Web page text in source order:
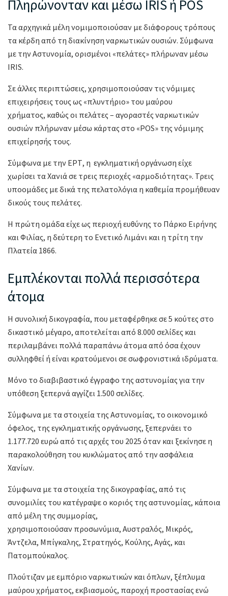
Πληρώνονταν και μέσω IRIS ή POS
Τα αρχηγικά μέλη νομιμοποιούσαν με διάφορους τρόπους
τα κέρδη από τη διακίνηση ναρκωτικών ουσιών. Σύμφωνα
με την Αστυνομία, ορισμένοι «πελάτες» πλήρωναν μέσω
IRIS.
Σε άλλες περιπτώσεις, χρησιμοποιούσαν τις νόμιμες
επιχειρήσεις τους ως «πλυντήριο» του μαύρου
χρήματος, καθώς οι πελάτες – αγοραστές ναρκωτικών
ουσιών πλήρωναν μέσω κάρτας στο «POS» της νόμιμης
επιχείρησής τους.
Σύμφωνα με την ΕΡΤ, η εγκληματική οργάνωση είχε
χωρίσει τα Χανιά σε τρεις περιοχές «αρμοδιότητας». Τρεις
υποομάδες με δικά της πελατολόγια η καθεμία προμήθευαν
δικούς τους πελάτες.
Η πρώτη ομάδα είχε ως περιοχή ευθύνης το Πάρκο Ειρήνης
και Φιλίας, η δεύτερη το Ενετικό Λιμάνι και η τρίτη την
Πλατεία 1866.
Εμπλέκονται πολλά περισσότερα
άτομα
Η συνολική δικογραφία, που μεταφέρθηκε σε 5 κούτες στο
δικαστικό μέγαρο, αποτελείται από 8.000 σελίδες και
περιλαμβάνει πολλά παραπάνω άτομα από όσα έχουν
συλληφθεί ή είναι κρατούμενοι σε σωφρονιστικά ιδρύματα.
Μόνο το διαβιβαστικό έγγραφο της αστυνομίας για την
υπόθεση ξεπερνά αγγίζει 1.500 σελίδες.
Σύμφωνα με τα στοιχεία της Αστυνομίας, το οικονομικό
όφελος, της εγκληματικής οργάνωσης, ξεπερνάει το
1.177.720 ευρώ από τις αρχές του 2025 όταν και ξεκίνησε η
παρακολούθηση του κυκλώματος από την ασφάλεια
Χανίων.
Σύμφωνα με τα στοιχεία της δικογραφίας, από τις
συνομιλίες του κατέγραψε ο κοριός της αστυνομίας, κάποια
από μέλη της συμμορίας,
χρησιμοποιούσαν προσωνύμια, Αυστραλός, Μικρός,
Άντζελα, Μπίγκαλης, Στρατηγός, Κούλης, Αγάς, και
Πατομπούκαλος.
Πλούτιζαν με εμπόριο ναρκωτικών και όπλων, ξέπλυμα
μαύρου χρήματος, εκβιασμούς, παροχή προστασίας ενώ